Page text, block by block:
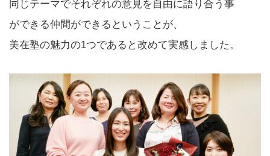
同じテーマでそれぞれの意見を自由に語り合う事
ができる仲間ができるということが、
美在塾の魅力の1つであると改めて実感しました。